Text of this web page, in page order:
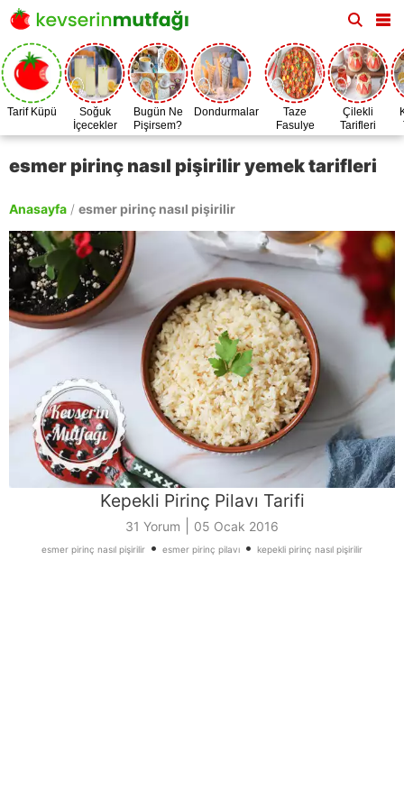
Tarif Küpü
Soğuk
İçecekler
Bugün Ne
Pişirsem?
Dondurmalar
Taze
Fasulye
Zamanı
Çilekli
Tarifleri
esmer pirinç nasıl pişirilir yemek tarifleri
Anasayfa / esmer pirinç nasıl pişirilir
Kepekli Pirinç Pilavı Tarifi
31 Yorum 05 Ocak 2016
esmer pirinç nasıl pişirilir • esmer pirinç pilavı • kepekli pirinç nasıl pişirilir